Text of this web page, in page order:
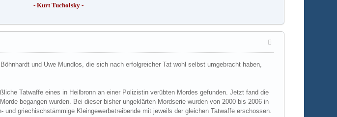
- Kurt Tucholsky -
und Uwe Mundlos, die sich nach erfolgreicher Tat wohl selbst umgebracht haben,
Tatwaffe eines in Heilbronn an einer Polizistin verübten Mordes gefunden. Jetzt fand die
begangen wurden. Bei dieser bisher ungeklärten Mordserie wurden von 2000 bis 2006 in
griechischstämmige Kleingewerbetreibende mit jeweils der gleichen Tatwaffe erschossen.